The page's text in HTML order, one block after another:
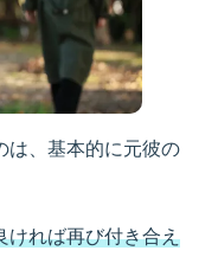
は、基本的に元彼の
ければ再び付き合え